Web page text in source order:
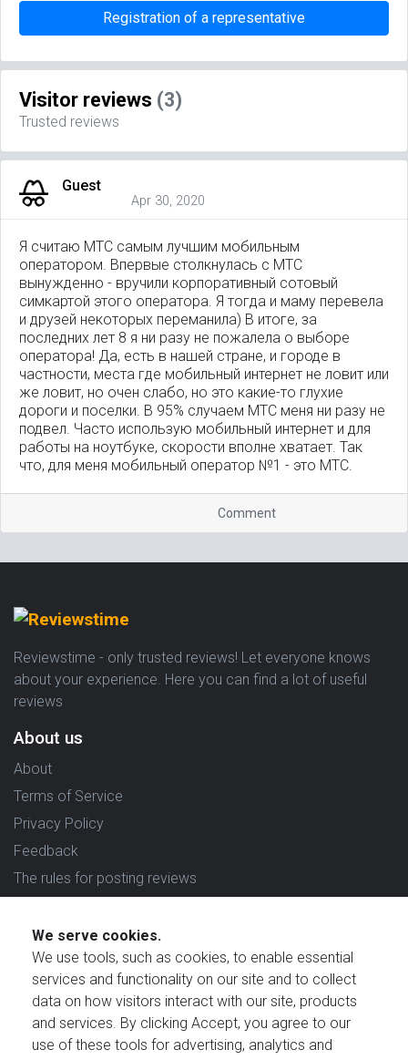
Registration of a representative
Visitor reviews (3)
Trusted reviews
Guest
Apr 30, 2020
Я считаю МТС самым лучшим мобильным
оператором. Впервые столкнулась с МТС
вынужденно - вручили корпоративный сотовый
симкартой этого оператора. Я тогда и маму перевела
и друзей некоторых переманила) В итоге, за
последних лет 8 я ни разу не пожалела о выборе
оператора! Да, есть в нашей стране, и городе в
частности, места где мобильный интернет не ловит или
же ловит, но очен слабо, но это какие-то глухие
дороги и поселки. В 95% случаем МТС меня ни разу не
подвел. Часто использую мобильный интернет и для
работы на ноутбуке, скорости вполне хватает. Так
что, для меня мобильный оператор №1 - это МТС.
Comment
Reviewstime - only trusted reviews! Let everyone knows
about your experience. Here you can find a lot of useful
reviews
About us
About
Terms of Service
Privacy Policy
Feedback
The rules for posting reviews
Reviews in which country are you interested in?
We serve cookies.
We use tools, such as cookies, to enable essential
services and functionality on our site and to collect
data on how visitors interact with our site, products
and services. By clicking Accept, you agree to our
use of these tools for advertising, analytics and